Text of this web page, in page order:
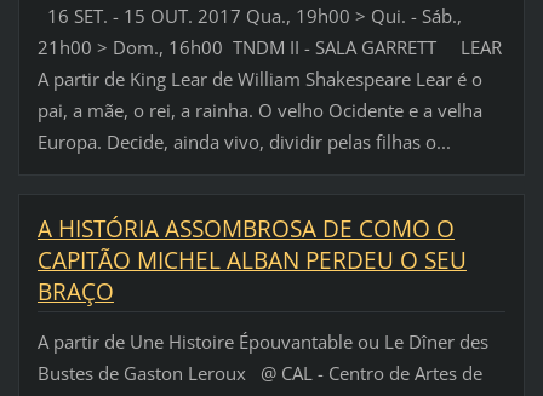
16 SET. - 15 OUT. 2017 Qua., 19h00 > Qui. - Sáb.,
21h00 > Dom., 16h00 TNDM II - SALA GARRETT LEAR
A partir de King Lear de William Shakespeare Lear é o
pai, a mãe, o rei, a rainha. O velho Ocidente e a velha
Europa. Decide, ainda vivo, dividir pelas filhas o...
A HISTÓRIA ASSOMBROSA DE COMO O
CAPITÃO MICHEL ALBAN PERDEU O SEU
BRAÇO
A partir de Une Histoire Épouvantable ou Le Dîner des
Bustes de Gaston Leroux @ CAL - Centro de Artes de